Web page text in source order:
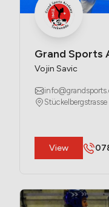
Grand Sports
Vojin Savic
​View